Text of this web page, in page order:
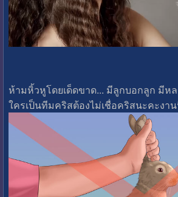
ห้ามหิ้วหูโดยเด็ดขาด... มีลูกบอกลูก มีห
ใครเป็นทีมคริสต้องไม่เชื่อคริสนะคะงา